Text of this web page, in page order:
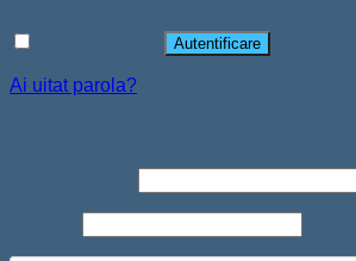
Autentificare
Ai uitat parola?